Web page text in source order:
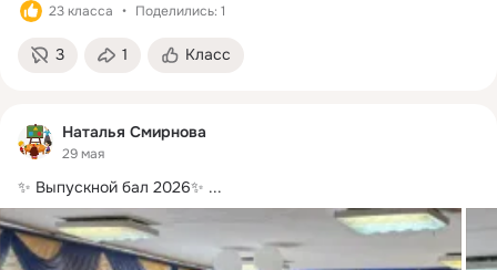
23 класса Поделились: 1
3 1 Класс
Наталья Смирнова
29 мая
✨ Выпускной бал 2026✨ ...